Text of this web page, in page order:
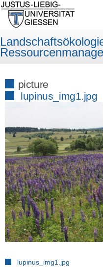
picture
lupinus_img1.jpg
lupinus_img1.jpg